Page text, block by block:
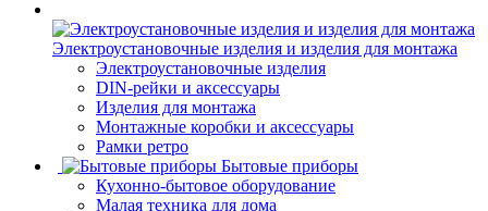
Электроустановочные изделия и изделия для монтажа
Электроустановочные изделия
DIN-рейки и аксессуары
Изделия для монтажа
Монтажные коробки и аксессуары
Рамки ретро
Бытовые приборы
Кухонно-бытовое оборудование
Малая техника для дома